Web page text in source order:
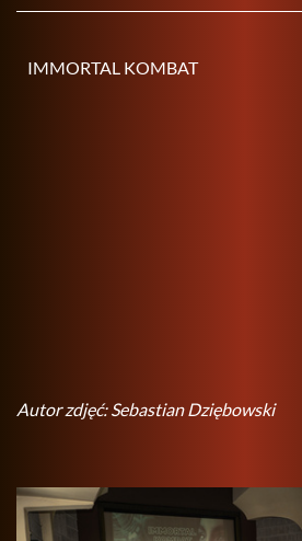
IMMORTAL KOMBAT
Autor zdjęć: Se­ba­stian Dzię­bow­ski